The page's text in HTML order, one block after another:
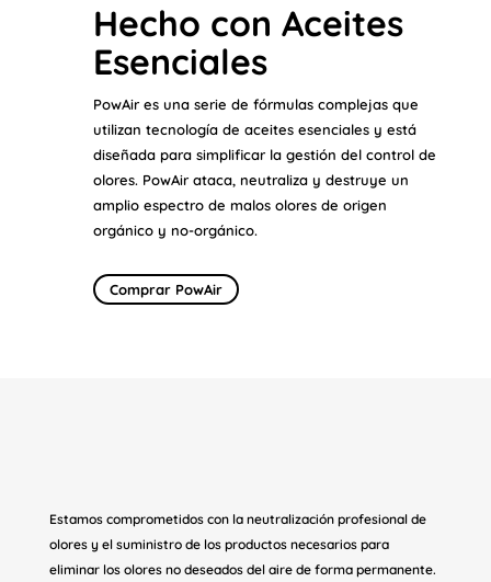
Hecho con Aceites
Esenciales
PowAir es una serie de fórmulas complejas que
utilizan tecnología de aceites esenciales y está
diseñada para simplificar la gestión del control de
olores. PowAir ataca, neutraliza y destruye un
amplio espectro de malos olores de origen
orgánico y no-orgánico.
Comprar PowAir
Estamos comprometidos con la neutralización profesional de
olores y el suministro de los productos necesarios para
eliminar los olores no deseados del aire de forma permanente.